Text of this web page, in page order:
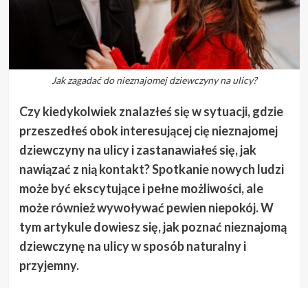
Jak zagadać do nieznajomej dziewczyny na ulicy?
Czy kiedykolwiek znalazłeś się w sytuacji, gdzie
przeszedłeś obok interesującej cię nieznajomej
dziewczyny na ulicy i zastanawiałeś się, jak
nawiązać z nią kontakt? Spotkanie nowych ludzi
może być ekscytujące i pełne możliwości, ale
może również wywoływać pewien niepokój. W
tym artykule dowiesz się, jak poznać nieznajomą
dziewczynę na ulicy w sposób naturalny i
przyjemny.